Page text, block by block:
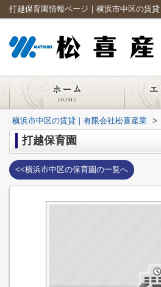
打越保育園情報ページ｜横浜市中区の賃
横浜市中区の賃貸｜有限会社松喜産業 >
打越保育園
<<横浜市中区の保育園の一覧へ